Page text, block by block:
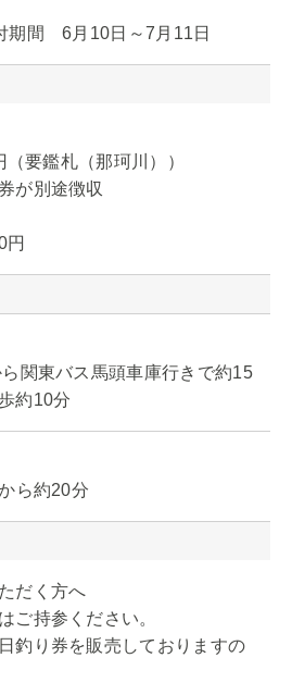
期間 6月10日～7月11日
要鑑札（那珂川））
が別途徴収
関東バス馬頭車庫行きで約15
約10分
ら約20分
だく方へ
ご持参ください。
釣り券を販売しておりますの